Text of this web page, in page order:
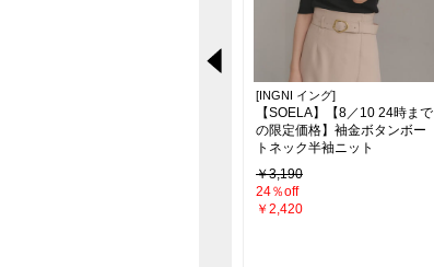
[INGNI イング]
【SOELA】【8／10 24時まで
の限定価格】袖金ボタンボー
トネック半袖ニット
￥3,190
24％off
￥2,420